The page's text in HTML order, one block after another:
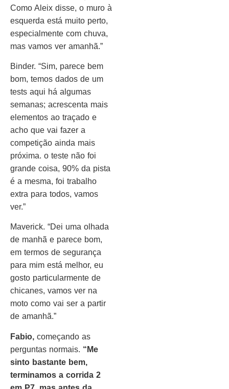
Como Aleix disse, o muro à
esquerda está muito perto,
especialmente com chuva,
mas vamos ver amanhã.”
Binder. “Sim, parece bem
bom, temos dados de um
tests aqui há algumas
semanas; acrescenta mais
elementos ao traçado e
acho que vai fazer a
competição ainda mais
próxima. o teste não foi
grande coisa, 90% da pista
é a mesma, foi trabalho
extra para todos, vamos
ver.”
Maverick. “Dei uma olhada
de manhã e parece bom,
em termos de segurança
para mim está melhor, eu
gosto particularmente de
chicanes, vamos ver na
moto como vai ser a partir
de amanhã.”
Fabio, começando as
perguntas normais. “Me
sinto bastante bem,
terminamos a corrida 2